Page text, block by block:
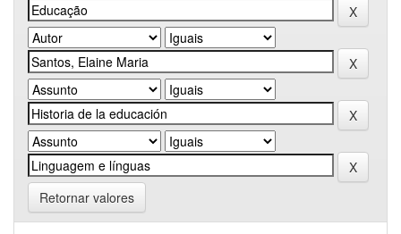
Retornar valores